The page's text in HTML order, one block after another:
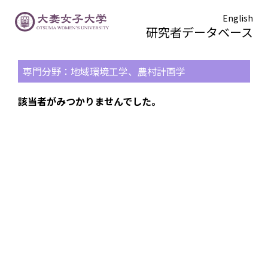
English
研究者データベース
専門分野：地域環境工学、農村計画学
該当者がみつかりませんでした。